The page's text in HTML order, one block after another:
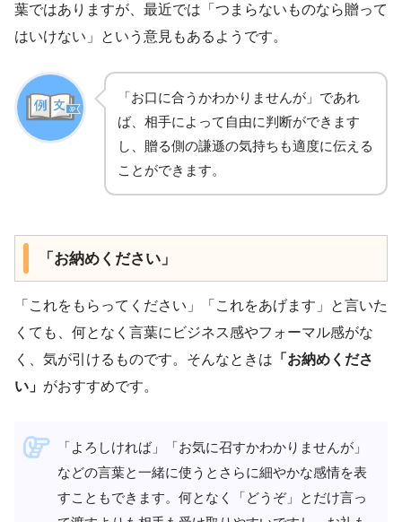
葉ではありますが、最近では「つまらないものなら贈って
はいけない」という意見もあるようです。
「お口に合うかわかりませんが」であれ
ば、相手によって自由に判断ができます
し、贈る側の謙遜の気持ちも適度に伝える
ことができます。
「お納めください」
「これをもらってください」「これをあげます」と言いた
くても、何となく言葉にビジネス感やフォーマル感がな
く、気が引けるものです。そんなときは 「お納めくださ
い」 がおすすめです。
「よろしければ」「お気に召すかわかりませんが」
などの言葉と一緒に使うとさらに細やかな感情を表
すこともできます。何となく「どうぞ」とだけ言っ